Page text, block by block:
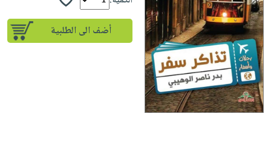
إختياراتنا
كتب
أكاديمية
صندوق
القراءة
English
books
iKitab
بلا
حدود
أسئلة
يتكرر
طرحها
أسئلة
يتكرر
طرحها
تحميل
masmu3
على
Android
المواضيع
الأكثر
مبيعاً
إختياراتنا
وسائل
تعليمية
تعليمية
الصحة
والعناية
الشخصية
جديد
أضف الى الطلبية